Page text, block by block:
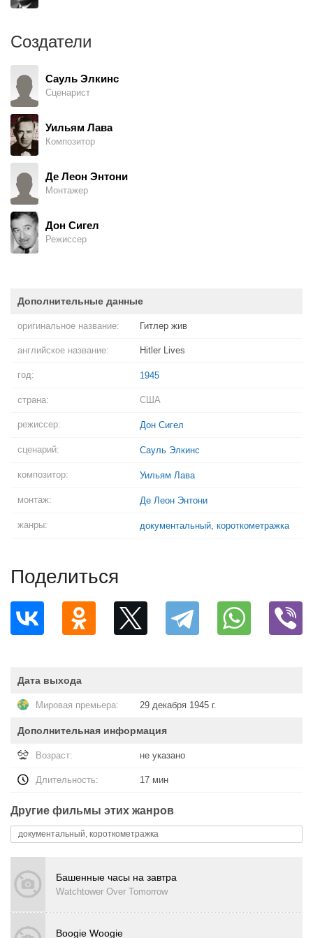
Создатели
Сауль Элкинс
Сценарист
Уильям Лава
Композитор
Де Леон Энтони
Монтажер
Дон Сигел
Режиссер
Дополнительные данные
оригинальное название: Гитлер жив
английское название: Hitler Lives
год: 1945
страна: США
режиссер: Дон Сигел
сценарий: Сауль Элкинс
композитор: Уильям Лава
монтаж: Де Леон Энтони
жанры: документальный, короткометражка
Поделиться
Дата выхода
Мировая премьера: 29 декабря 1945 г.
Дополнительная информация
Возраст: не указано
Длительность: 17 мин
Другие фильмы этих жанров
документальный, короткометражка
Башенные часы на завтра
Watchtower Over Tomorrow
Boogie Woogie